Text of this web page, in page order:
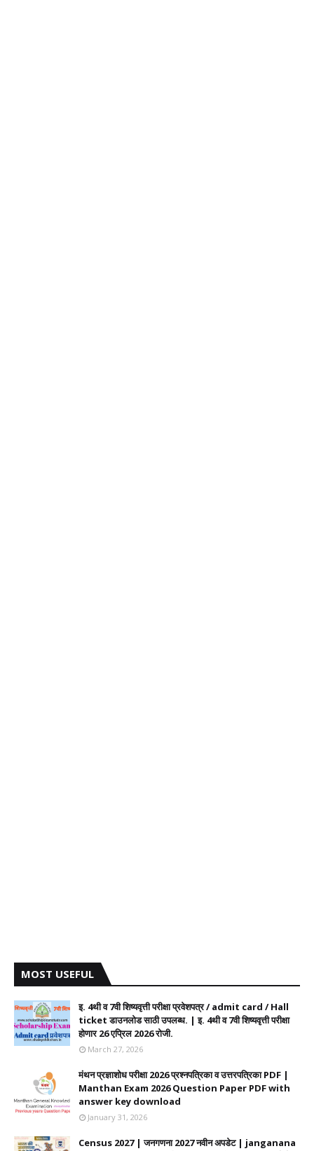
MOST USEFUL
इ. 4थी व 7वी शिष्यवृत्ती परीक्षा प्रवेशपत्र / admit card / Hall
ticket डाउनलोड साठी उपलब्ध. | इ. 4थी व 7वी शिष्यवृत्ती परीक्षा
होणार 26 एप्रिल 2026 रोजी.
March 27, 2026
मंथन प्रज्ञाशोध परीक्षा 2026 प्रश्नपत्रिका व उत्तरपत्रिका PDF |
Manthan Exam 2026 Question Paper PDF with
answer key download
January 31, 2026
Census 2027 | जनगणना 2027 नवीन अपडेट | janganana